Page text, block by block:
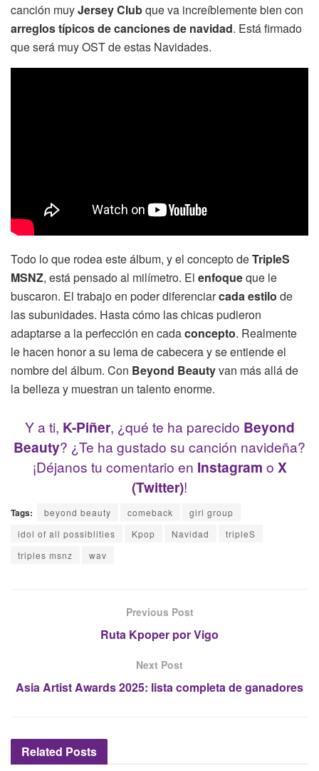
canción muyJersey Clubque va increíblemente bien con
arreglos típicos de canciones de navidad. Está firmado
que será muy OST de estas Navidades.
Todo lo que rodea este álbum, y el concepto deTripleS
MSNZ, está pensado al milímetro. El enfoqueque le
buscaron. El trabajo en poder diferenciarcada estilo de
las subunidades. Hasta cómo las chicas pudieron
adaptarse a la perfección en cadaconcepto. Realmente
le hacen honor a su lema de cabecera y se entiende el
nombre del álbum. Con Beyond Beautyvan más allá de
la belleza y muestran un talento enorme.
Y a ti, K-Piñer, ¿qué te ha parecido Beyond
Beauty? ¿Te ha gustado su canción navideña?
¡Déjanos tu comentario en Instagram o X
(Twitter)!
Tags: beyond beauty comeback
girl group
idol of all possiblities
Kpop Navidad
tripleS
triples msnz
wav
Previous Post
Ruta Kpoper por Vigo
Next Post
Asia Artist Awards 2025: lista completa de ganadores
Related Posts